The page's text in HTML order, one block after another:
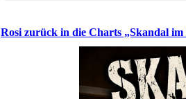
Rosi zurück in die Charts „Skandal